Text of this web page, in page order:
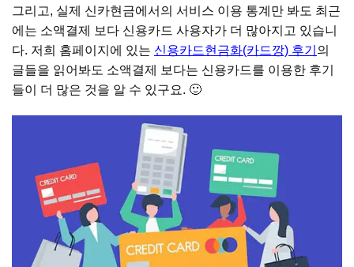
그리고, 실제 신카현금에서의 서비스 이용 통계만 봐도 최근
에는 소액결제 보다 신용카드 사용자가 더 많아지고 있습니
다. 저희 홈페이지에 있는 신용카드현금화(카드깡) 후기 의
글들을 읽어봐도 소액결제 보다는 신용카드를 이용한 후기
들이 더 많은 것을 알 수 있구요. 🙂